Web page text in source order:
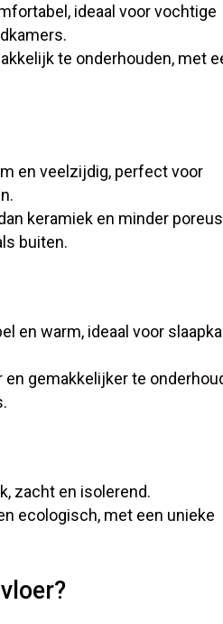
ideaal voor vochtige
te onderhouden, met
en veelzijdig, perfect voor
keramiek en minder
buiten.
en warm, ideaal voor
en gemakkelijker te
zacht en isolerend.
ecologisch, met een unieke